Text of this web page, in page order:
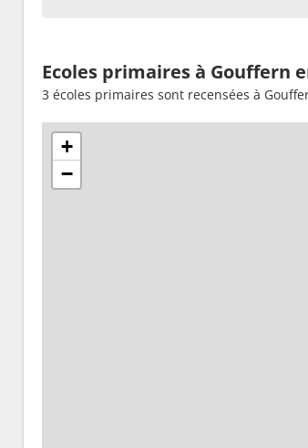
Ecoles primaires à Gouffern
3 écoles primaires sont recensées à
+
−